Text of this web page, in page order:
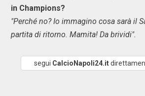
in Champions?
"Perché no? Io immagino cosa sarà il
partita di ritorno. Mamita! Da brividi".
segui CalcioNapoli24.it